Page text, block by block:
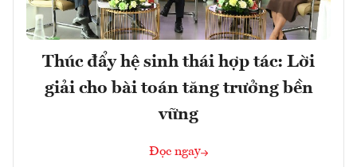
Thúc đẩy hệ sinh thái hợp tác: Lời
giải cho bài toán tăng trưởng bền
vững
Đọc ngay